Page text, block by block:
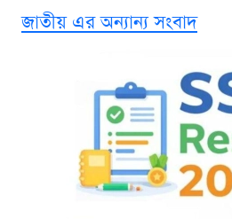
নবম জাতীয় পে-স্কেল নিয়ে
পাঁচ দপ্তরে নতুন সচিব নিয়োগ
আজকের বাজারে স্বর্ণ-রুপার
কবে হবে মেডিকেল ভর্তি
জাতীয় এর অন্যান্য সংবাদ